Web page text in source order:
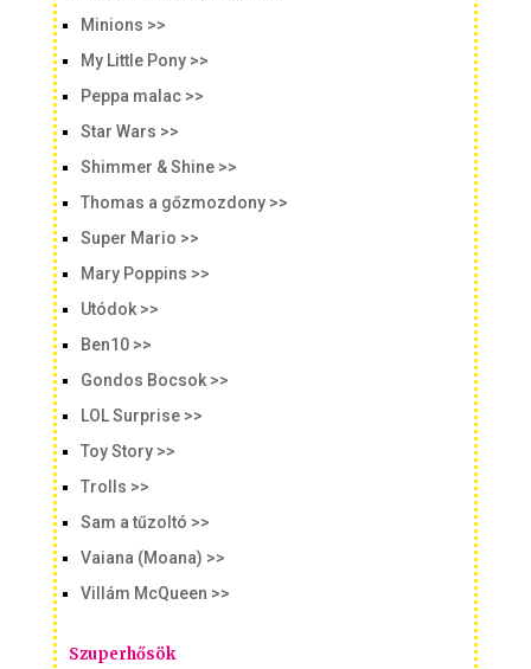
Minions >>
My Little Pony >>
Peppa malac >>
Star Wars >>
Shimmer & Shine >>
Thomas a gőzmozdony >>
Super Mario >>
Mary Poppins >>
Utódok >>
Ben10 >>
Gondos Bocsok >>
LOL Surprise >>
Toy Story >>
Trolls >>
Sam a tűzoltó >>
Vaiana (Moana) >>
Villám McQueen >>
Szuperhősök